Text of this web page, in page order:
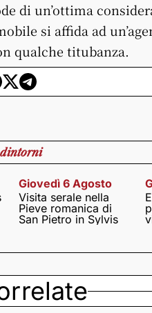
di un’ottima
si affida ad
qualche titubanza.
Giovedì 6 Agosto
Visita serale nella
Pieve romanica di
San Pietro in Sylvis